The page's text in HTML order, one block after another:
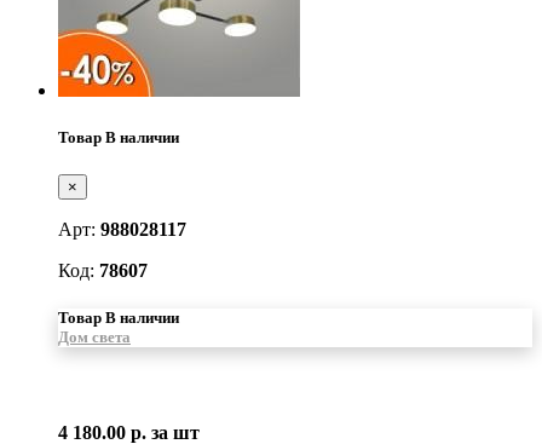
Товар В наличии
×
Арт: 988028117
Код: 78607
Товар В наличии
Дом света
4 180.00 р. за шт